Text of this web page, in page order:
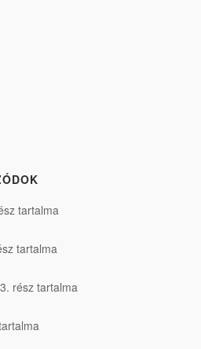
tartalma
tartalma
rész tartalma